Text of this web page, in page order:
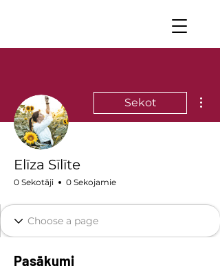
Sekot
Elīza Sīlīte
0 Sekotāji 0 Sekojamie
Pasākumi